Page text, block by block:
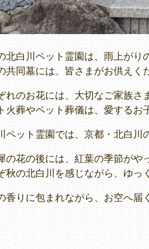
北白川ペット霊園は、雨上がり
共同墓には、皆さまがお供えく
れのお花には、大切なご家族さ
火葬やペット葬儀は、愛するお
ペット霊園では、京都・北白川
の花の後には、紅葉の季節がや
秋の北白川を感じながら、ゆっ
香りに包まれながら、お空へ届